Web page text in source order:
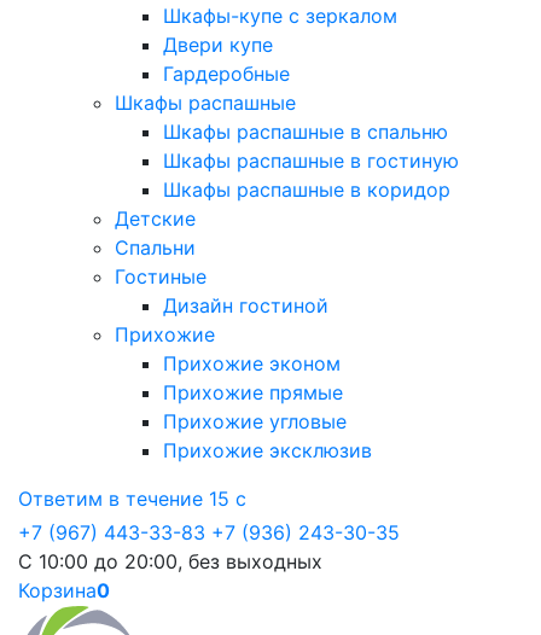
Шкафы-купе с зеркалом
Двери купе
Гардеробные
Шкафы распашные
Шкафы распашные в спальню
Шкафы распашные в гостиную
Шкафы распашные в коридор
Детские
Спальни
Гостиные
Дизайн гостиной
Прихожие
Прихожие эконом
Прихожие прямые
Прихожие угловые
Прихожие эксклюзив
Ответим в течение 15 с
+7 (967) 443-33-83 +7 (936) 243-30-35
С 10:00 до 20:00, без выходных
Корзина0